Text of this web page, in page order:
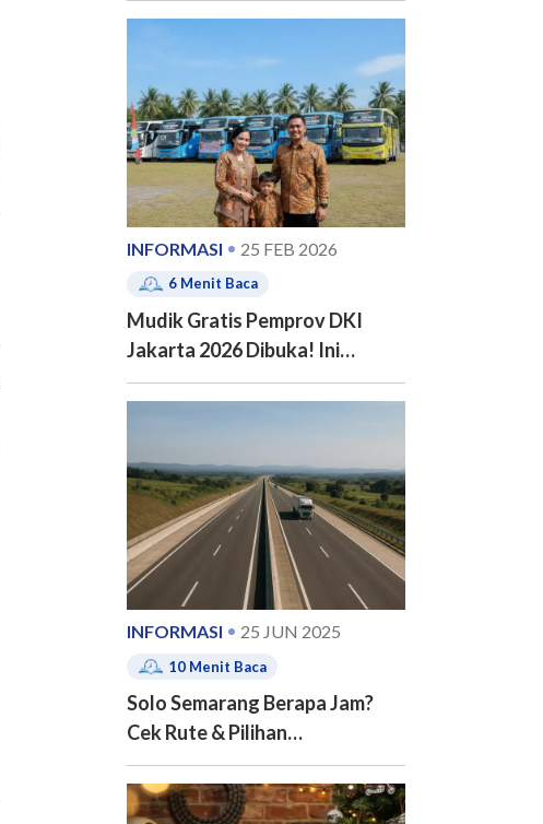
table of contents
INFORMASI 25 FEB 2026
6 Menit Baca
Mudik Gratis Pemprov DKI
Jakarta 2026 Dibuka! Ini
Jadwal, 20 Kota Tujuan dan
Cara Pendaftarannya
INFORMASI 25 JUN 2025
10 Menit Baca
Solo Semarang Berapa Jam?
Cek Rute & Pilihan
Transportasinya